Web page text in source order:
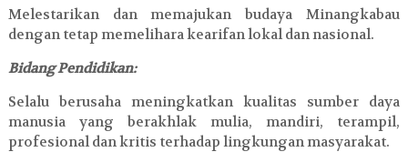
Melestarikan dan memajukan budaya Minangkabau
dengan tetap memelihara kearifan lokal dan nasional.
Bidang Pendidikan:
Selalu berusaha meningkatkan kualitas sumber daya
manusia yang berakhlak mulia, mandiri, terampil,
profesional dan kritis terhadap lingkungan masyarakat.